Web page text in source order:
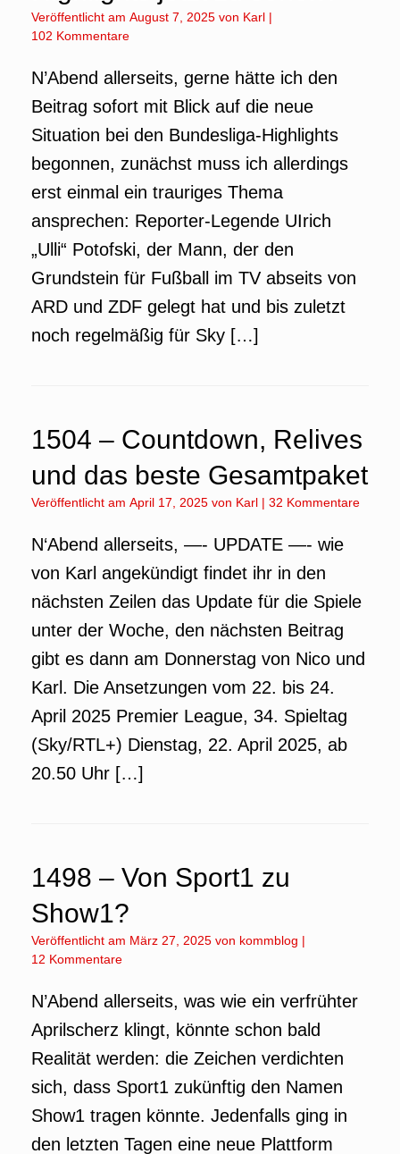
Veröffentlicht am August 7, 2025 von Karl |
102 Kommentare
N’Abend allerseits, gerne hätte ich den
Beitrag sofort mit Blick auf die neue
Situation bei den Bundesliga-Highlights
begonnen, zunächst muss ich allerdings
erst einmal ein trauriges Thema
ansprechen: Reporter-Legende UIrich
„Ulli“ Potofski, der Mann, der den
Grundstein für Fußball im TV abseits von
ARD und ZDF gelegt hat und bis zuletzt
noch regelmäßig für Sky […]
1504 – Countdown, Relives
und das beste Gesamtpaket
Veröffentlicht am April 17, 2025 von Karl | 32 Kommentare
N‘Abend allerseits, —- UPDATE —- wie
von Karl angekündigt findet ihr in den
nächsten Zeilen das Update für die Spiele
unter der Woche, den nächsten Beitrag
gibt es dann am Donnerstag von Nico und
Karl. Die Ansetzungen vom 22. bis 24.
April 2025 Premier League, 34. Spieltag
(Sky/RTL+) Dienstag, 22. April 2025, ab
20.50 Uhr […]
1498 – Von Sport1 zu
Show1?
Veröffentlicht am März 27, 2025 von kommblog |
12 Kommentare
N’Abend allerseits, was wie ein verfrühter
Aprilscherz klingt, könnte schon bald
Realität werden: die Zeichen verdichten
sich, dass Sport1 zukünftig den Namen
Show1 tragen könnte. Jedenfalls ging in
den letzten Tagen eine neue Plattform